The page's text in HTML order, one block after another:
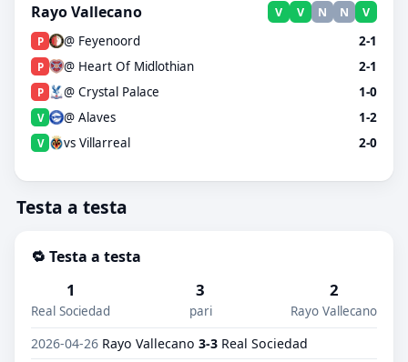
Rayo Vallecano V V N N V
P @ Feyenoord 2-1
P @ Heart Of Midlothian 2-1
P @ Crystal Palace 1-0
V @ Alaves 1-2
V vs Villarreal 2-0
Testa a testa
🔁 Testa a testa
1
Real Sociedad
3
pari
2
Rayo Vallecano
2026-04-26 Rayo Vallecano 3-3 Real Sociedad